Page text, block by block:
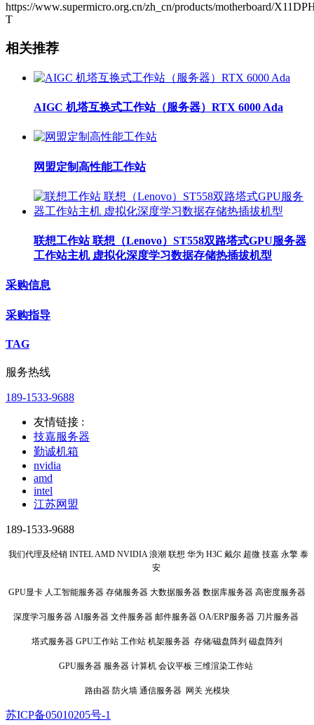
https://www.supermicro.org.cn/zh_cn/products/motherboard/
T
相关推荐
AIGC 机塔互换式工作站（服务器）RTX 6000 Ada
网盟定制高性能工作站
联想工作站 联想（Lenovo）ST558双路塔式GPU服务器
工作站主机 虚拟化深度学习数据存储热插拔机型
采购信息
采购指导
TAG
服务热线
189-1533-9688
友情链接 :
技嘉服务器
勤诚机箱
nvidia
amd
intel
江苏网盟
189-1533-9688
我们代理及经销 INTEL AMD NVIDIA 浪潮 联想 华为 H3C 戴尔 超微 技嘉 永擎 泰
安
GPU显卡 人工智能服务器 存储服务器 大数据服务器 数据库服务器 高密度服务器
深度学习服务器 AI服务器 文件服务器 邮件服务器 OA/ERP服务器 刀片服务器
塔式服务器 GPU工作站 工作站 机架服务器 存储/磁盘阵列 磁盘阵列
GPU服务器 服务器 计算机 会议平板 三维渲染工作站
路由器 防火墙 通信服务器 网关 光模块
苏ICP备05010205号-1